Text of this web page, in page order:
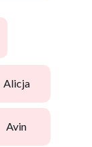
alicja
avin